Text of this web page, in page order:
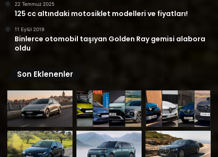
22 Temmuz 2025
125 cc altındaki motosiklet modelleri ve fiyatları!
11 Eylül 2019
Binlerce otomobil taşıyan Golden Ray gemisi alabora
oldu
Son Eklenenler